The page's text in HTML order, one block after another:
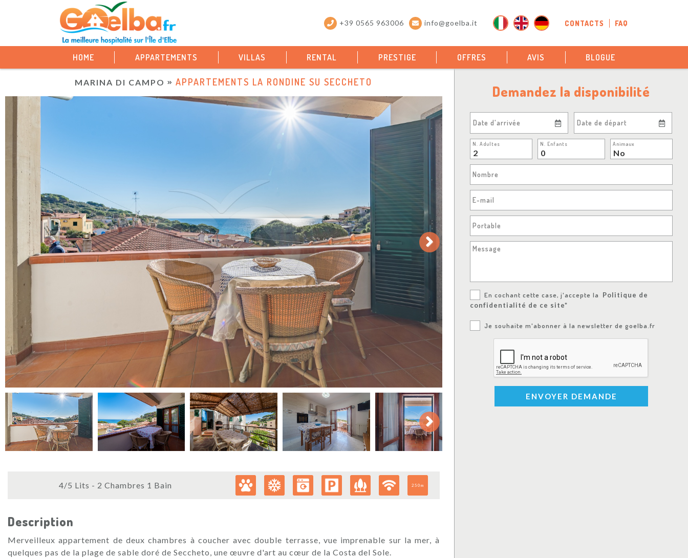
+39 0565 963006 info@goelba.it CONTACTS FAQ
HOME APPARTEMENTS VILLAS RENTAL PRESTIGE OFFRES AVIS BLOGUE
MARINA DI CAMPO APPARTEMENTS LA RONDINE SU SECCHETO
Next
Next
4/5 Lits - 2 Chambres 1 Bain 250m
Description
Merveilleux appartement de deux chambres à coucher avec double terrasse, vue imprenable sur la mer, à
quelques pas de la plage de sable doré de Seccheto, une œuvre d'art au cœur de la Costa del Sole.
Demandez la disponibilité
Date d'arrivée Date de départ
N. Adultes N. Enfants Animaux
Nombre
E-mail
Portable
Message
En cochant cette case, j'accepte la
Politique de
confidentialité de ce site*
Je souhaite m'abonner à la newsletter de goelba.fr
ENVOYER DEMANDE